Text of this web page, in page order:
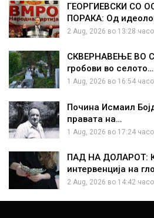
ГЕОРГИЕВСКИ СО
ПОРАКА: Од
2 Aug, 2026 во 13:28
СКВЕРНАВЕЊЕ ВО
гробови во селото…
1 Aug, 2026 во 16:54
Почина Исмаил
правата на…
1 Aug, 2026 во 17:24
ПАД НА ДОЛАРОТ:
интервенција на
2 Aug, 2026 во 14:42